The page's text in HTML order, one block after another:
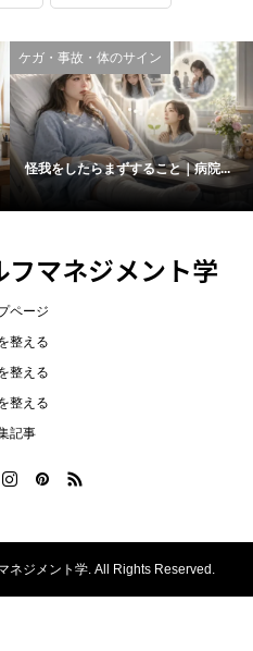
ケガ・事故・体のサイン
怪我をしたらまずすること｜病院...
マネジメント学
ページ
整える
整える
整える
記事
ネジメント学. All Rights Reserved.